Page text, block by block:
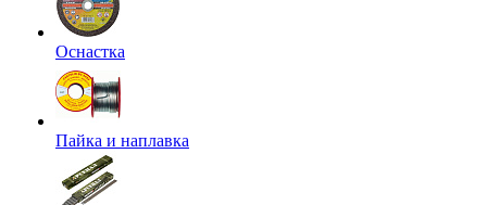
Оснастка
Пайка и наплавка